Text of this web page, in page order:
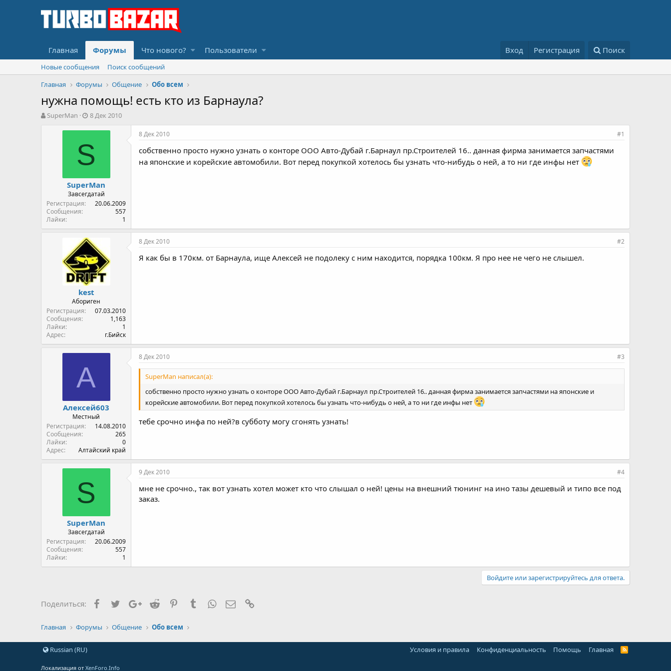
Главная Форумы Что нового? Пользователи Вход Регистрация Поиск
Новые сообщения
Поиск сообщений
Главная
Форумы Общение Обо всем
нужна помощь! есть кто из Барнаула?
А
SuperMan
Д
т
н
а
а
л
а
8 Дек 2010
S
SuperMan
Завсегдатай
Регистрация
20.06.2009
Сообщения
557
Лайки
1
8 Дек 2010 #1
собственно просто нужно узнать о конторе ООО Авто-Дубай г.Барнаул пр.Строителей 16.. данная фирма занимается запчастями
на японские и корейские автомобили. Вот перед покупкой хотелось бы узнать что-нибудь о ней, а то ни где инфы нет
kest
Абориген
Регистрация
07.03.2010
Сообщения
1,163
Лайки
1
Адрес
г.Бийск
8 Дек 2010 #2
Я как бы в 170км. от Барнаула, ище Алексей не подолеку с ним находится, порядка 100км. Я про нее не чего не слышел.
А
Алексей603
Местный
Регистрация
14.08.2010
Сообщения
265
Лайки
0
Адрес
Алтайский край
8 Дек 2010 #3
SuperMan написал(а):
собственно просто нужно узнать о конторе ООО Авто-Дубай г.Барнаул пр.Строителей 16.. данная фирма занимается запчастями на японские и
корейские автомобили. Вот перед покупкой хотелось бы узнать что-нибудь о ней, а то ни где инфы нет
тебе срочно инфа по ней?в субботу могу сгонять узнать!
S
SuperMan
Завсегдатай
Регистрация
20.06.2009
Сообщения
557
Лайки
1
9 Дек 2010 #4
мне не срочно., так вот узнать хотел может кто что слышал о ней! цены на внешний тюнинг на ино тазы дешевый и типо все под
заказ.
Войдите или зарегистрируйтесь для ответа.
Поделиться: FacebookTwitterGoogle+
Reddit PinterestTumblrWhatsAppЭлектронная почта
Главная Форумы Общение Обо всем
Russian (RU) Условия и правила Конфиденциальность Помощь Главная
Локализация от XenForo.Info